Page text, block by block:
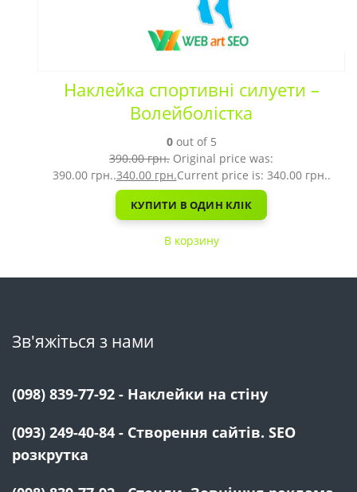
Наклейка спортивні силуети –
Волейболістка
0out of 5
390.00грн. Original price was:
390.00 грн..340.00 грн.Current price is: 340.00 грн..
КУПИТИ В ОДИН КЛІК
В корзину
Зв'яжіться з нами
(098) 839-77-92 - Наклейки на стіну
(093) 249-40-84 - Створення сайтів. SEO
розкрутка